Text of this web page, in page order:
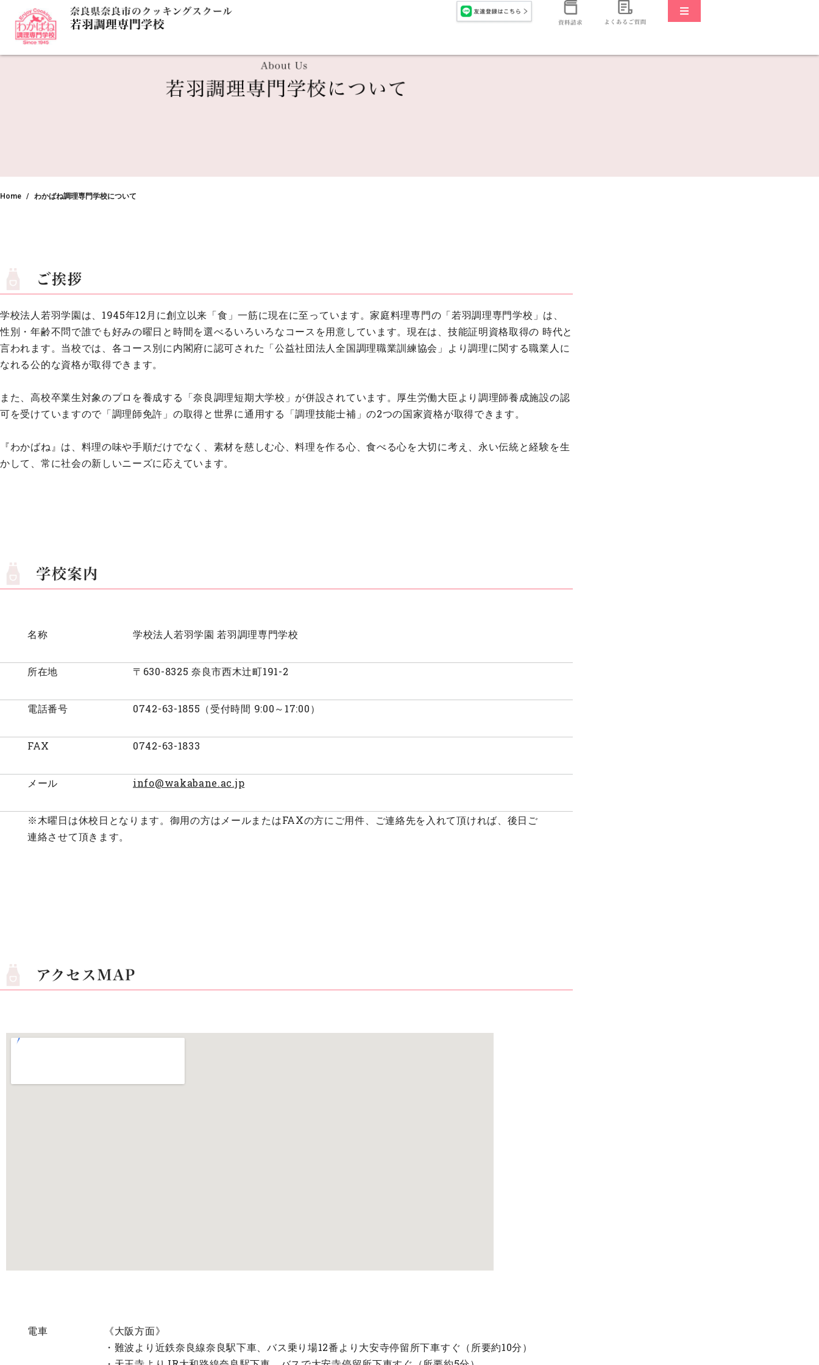
Home わかばね調理専門学校について
学校法人若羽学園は、1945年12月に創立以来「食」一筋に現在に至っています。家庭料理専門の「若羽調理専門学校」は、
性別・年齢不問で誰でも好みの曜日と時間を選べるいろいろなコースを用意しています。現在は、技能証明資格取得の 時代と
言われます。当校では、各コース別に内閣府に認可された「公益社団法人全国調理職業訓練協会」より調理に関する職業人に
なれる公的な資格が取得できます。
また、高校卒業生対象のプロを養成する「奈良調理短期大学校」が併設されています。厚生労働大臣より調理師養成施設の認
可を受けていますので「調理師免許」の取得と世界に通用する「調理技能士補」の2つの国家資格が取得できます。
『わかばね』は、料理の味や手順だけでなく、素材を慈しむ心、料理を作る心、食べる心を大切に考え、永い伝統と経験を生
かして、常に社会の新しいニーズに応えています。
名称 学校法人若羽学園 若羽調理専門学校
所在地 〒630-8325 奈良市西木辻町191-2
電話番号 0742-63-1855（受付時間 9:00～17:00）
FAX 0742-63-1833
メール info@wakabane.ac.jp
※木曜日は休校日となります。御用の方はメールまたはFAXの方にご用件、ご連絡先を入れて頂ければ、後日ご
連絡させて頂きます。
電車
《大阪方面》
・難波より近鉄奈良線奈良駅下車、バス乗り場12番より大安寺停留所下車すぐ（所要約10分）